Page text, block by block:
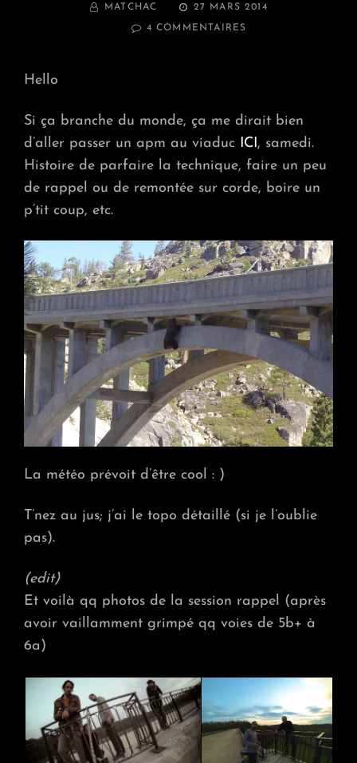
BY MATCHAC
POSTED
ON
27 MARS 2014
4 COMMENTAIRES
SAMEDI
MARS?
Hello
Si ça branche du monde, ça me dirait bien
d’aller passer un apm au viaduc ICI, samedi.
Histoire de parfaire la technique, faire un peu
de rappel ou de remontée sur corde, boire un
p’tit coup, etc.
La météo prévoit d’être cool : )
T’nez au jus; j’ai le topo détaillé (si je l’oublie
pas).
(edit)
Et voilà qq photos de la session rappel (après
avoir vaillamment grimpé qq voies de 5b+ à
6a)